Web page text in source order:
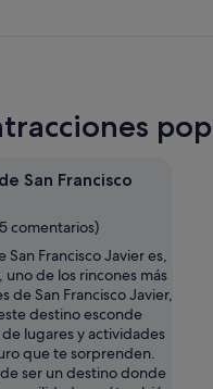
San Francisco
comentarios)
San Francisco Javier es,
uno de los rincones más
de San Francisco Javier,
destino esconde
lugares y actividades
que te sorprenden.
ser un destino donde